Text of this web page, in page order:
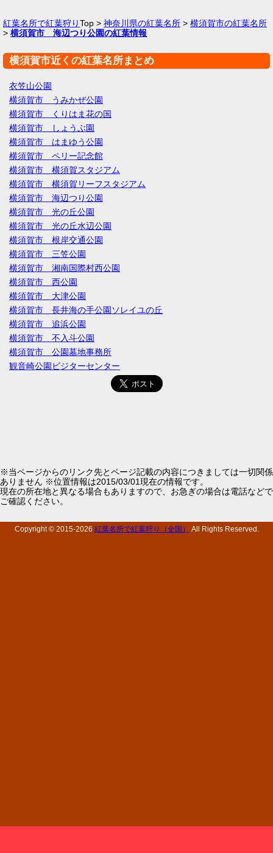
紅葉名所で紅葉狩りTop > 神奈川県の紅葉名所 > 横須賀市の紅葉名所
> 横須賀市 海辺つり公園の紅葉情報
横須賀市近くの紅葉名所まとめ
衣笠山公園
横須賀市 うみかぜ公園
横須賀市 くりはま花の国
横須賀市 しょうぶ園
横須賀市 はまゆう公園
横須賀市 ペリー記念館
横須賀市 横須賀スタジアム
横須賀市 横須賀リーフスタジアム
横須賀市 海辺つり公園
横須賀市 光の丘公園
横須賀市 光の丘水辺公園
横須賀市 根岸交通公園
横須賀市 三笠公園
横須賀市 湘南国際村西公園
横須賀市 西公園
横須賀市 大津公園
横須賀市 長井海の手公園ソレイユの丘
横須賀市 追浜公園
横須賀市 不入斗公園
横須賀市 公園墓地事務所
観音崎公園ビジターセンター
※当ページからのリンク先とページ記載の内容につきましては一切関係
ありません ※位置情報は2015/03/01現在の情報です。
現在の所在地と異なる場合もありますので、お急ぎの場合は電話などで
ご確認ください。
Copyright © 2015-2026 紅葉名所で紅葉狩り（全国） All Rights Reserved.